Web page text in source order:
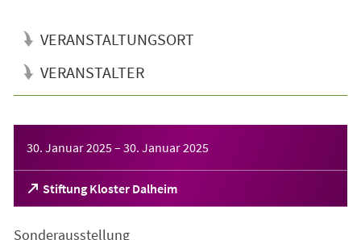
VERANSTALTUNGSORT
VERANSTALTER
30. Januar 2025– 30. Januar 2025
Stiftung Kloster Dalheim
(Öffnet
in
neuen
Sonderausstellung